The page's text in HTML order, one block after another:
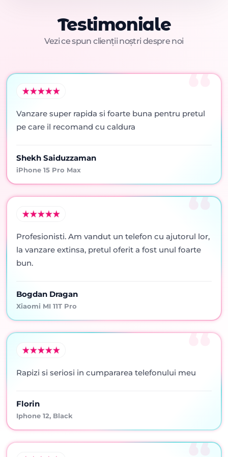
Testimoniale
Vezi ce spun clienții noștri despre noi
Vanzare super rapida si foarte buna pentru pretul
pe care il recomand cu caldura
Shekh Saiduzzaman
iPhone 15 Pro Max
Profesionisti. Am vandut un telefon cu ajutorul lor,
la vanzare extinsa, pretul oferit a fost unul foarte
bun.
Bogdan Dragan
Xiaomi MI 11T Pro
Rapizi si seriosi in cumpararea telefonului meu
Florin
Iphone 12, Black